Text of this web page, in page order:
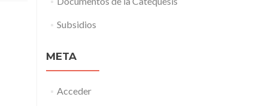
Subsidios
META
Acceder